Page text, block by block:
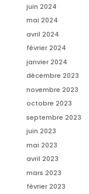
juin 2024
mai 2024
avril 2024
février 2024
janvier 2024
décembre 2023
novembre 2023
octobre 2023
septembre 2023
juin 2023
mai 2023
avril 2023
mars 2023
février 2023